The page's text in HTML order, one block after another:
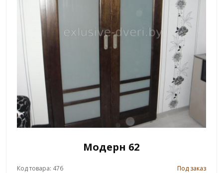
Модерн 62
Код товара: 476 Под заказ